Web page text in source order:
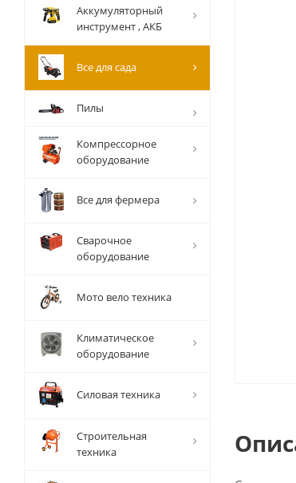
Аккумуляторный
инструмент , АКБ
Все для сада
Пилы
Компрессорное
оборудование
Все для фермера
Сварочное
оборудование
Мото вело техника
Климатическое
оборудование
Силовая техника
Строительная
техника